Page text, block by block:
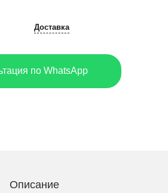
Доставка
по WhatsApp
Описание